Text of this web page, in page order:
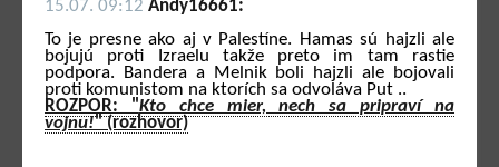
15.07. 09:12 Andy16661:
To je presne ako aj v Palestíne. Hamas sú hajzli ale
bojujú proti Izraelu takže preto im tam rastie
podpora. Bandera a Melnik boli hajzli ale bojovali
proti komunistom na ktorích sa odvoláva Put ..
ROZPOR: "Kto chce mier, nech sa pripraví na
vojnu!" (rozhovor)